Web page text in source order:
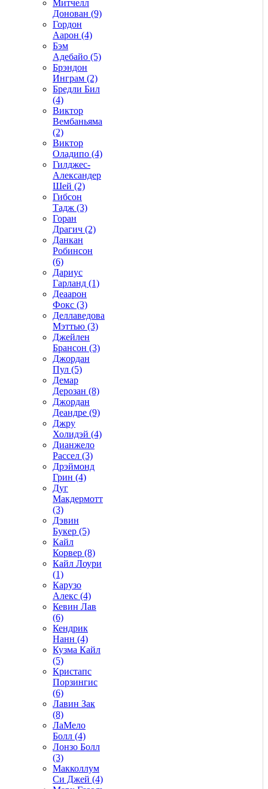
Митчелл
Донован (9)
Гордон
Аарон (4)
Бэм
Адебайо (5)
Брэндон
Инграм (2)
Бредли Бил
(4)
Виктор
Вембаньяма
(2)
Виктор
Оладипо (4)
Гилджес-
Александер
Шей (2)
Гибсон
Тадж (3)
Горан
Драгич (2)
Данкан
Робинсон
(6)
Дариус
Гарланд (1)
Деаарон
Фокс (3)
Деллаведова
Мэттью (3)
Джейлен
Брансон (3)
Джордан
Пул (5)
Демар
Дерозан (8)
Джордан
Деандре (9)
Джру
Холидэй (4)
Дианжело
Рассел (3)
Дрэймонд
Грин (4)
Дуг
Макдермотт
(3)
Дэвин
Букер (5)
Кайл
Корвер (8)
Кайл Лоури
(1)
Карузо
Алекс (4)
Кевин Лав
(6)
Кендрик
Нанн (4)
Кузма Кайл
(5)
Кристапс
Порзингис
(6)
Лавин Зак
(8)
ЛаМело
Болл (4)
Лонзо Болл
(3)
Макколлум
Си Джей (4)